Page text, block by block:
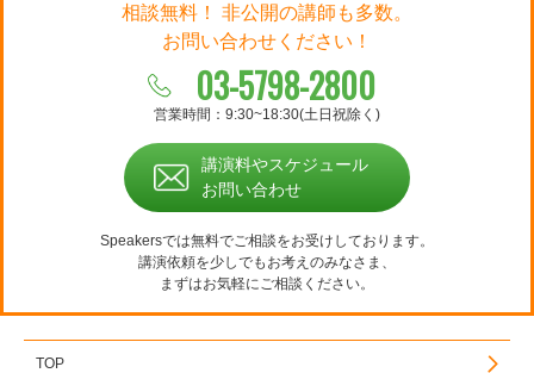
相談無料！ 非公開の講師も多数。
お問い合わせください！
03-5798-2800
営業時間：9:30~18:30(土日祝除く)
講演料やスケジュール
お問い合わせ
Speakersでは無料でご相談をお受けしております。
講演依頼を少しでもお考えのみなさま、
まずはお気軽にご相談ください。
TOP